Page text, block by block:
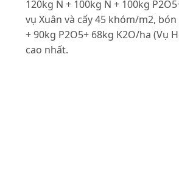
120kg N + 100kg N + 100kg
vụ Xuân và cấy 45 khóm/m2,
+ 90kg P2O5+ 68kg K2O/ha (Vụ
cao nhất.